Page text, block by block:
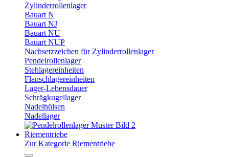
Zylinderrollenlager
Bauart N
Bauart NJ
Bauart NU
Bauart NUP
Nachsetzzeichen für Zylinderrollenlager
Pendelrollenlager
Stehlagereinheiten
Flanschlagereinheiten
Lager-Lebensdauer
Schrägkugellager
Nadelhülsen
Nadellager
Riementriebe
Zur Kategorie Riementriebe